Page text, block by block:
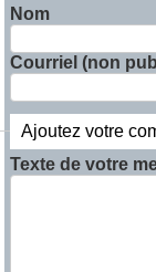
Nom
Courriel (non
Ajoutez votre
Texte de votre